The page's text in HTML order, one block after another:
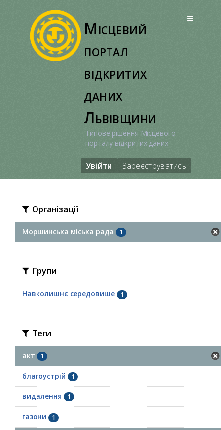
Місцевий
портал
відкритих
даних
Львівщини
Типове рішення Місцевого
порталу відкритих даних
Увійти Зареєструватись
Організації
Моршинська міська рада 1
Групи
Навколишнє середовище 1
Теги
акт 1
благоустрій 1
видалення 1
газони 1